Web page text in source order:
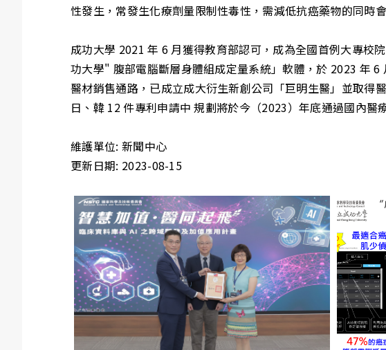
性發生，常發生化療劑量限制性毒性，需減低抗癌藥物的同時
成功大學 2021 年 6 月獲得教育部認可，成為全國首例大專校
功大學" 腹部電腦斷層身體組成定量系統」軟體，於 2023 年
醫材銷售通路，已成立成大衍生新創公司「巨明生醫」並取得
日、韓 12 件專利申請中 規劃將於今（2023）年底通過國內醫
維護單位: 新聞中心
更新日期: 2023-08-15